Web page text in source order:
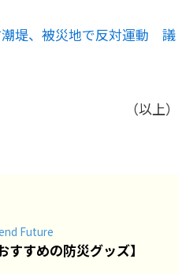
潮堤、被災地で反対運動 議
（以上）
Future
すすめの防災グッズ】